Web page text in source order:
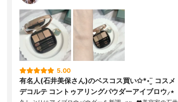
5.00
有名人(石井美保さん)のベスコス買い✩*॰¨̮ コスメ
デコルテ コントゥアリングパウダーアイブロウ⸝⋆